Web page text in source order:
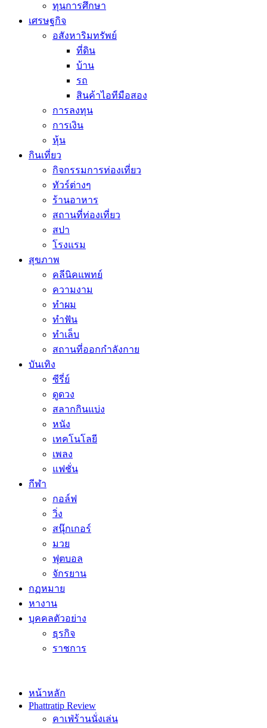
ทุนการศึกษา
เศรษฐกิจ
อสังหาริมทรัพย์
ที่ดิน
บ้าน
รถ
สินค้าไอทีมือสอง
การลงทุน
การเงิน
หุ้น
กินเที่ยว
กิจกรรมการท่องเที่ยว
ทัวร์ต่างๆ
ร้านอาหาร
สถานที่ท่องเที่ยว
สปา
โรงแรม
สุขภาพ
คลีนิคแพทย์
ความงาม
ทำผม
ทำฟัน
ทำเล็บ
สถานที่ออกกำลังกาย
บันเทิง
ซีรี่ย์
ดูดวง
สลากกินแบ่ง
หนัง
เทคโนโลยี
เพลง
แฟชั่น
กีฬา
กอล์ฟ
วิ่ง
สนุ๊กเกอร์
มวย
ฟุตบอล
จักรยาน
กฏหมาย
หางาน
บุคคลตัวอย่าง
ธุรกิจ
ราชการ
หน้าหลัก
Phattratip Review
คาเฟ่ร้านนั่งเล่น